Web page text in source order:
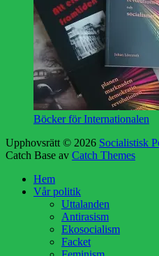
Böcker för Internationalen
Upphovsrätt © 2026 Socialistisk
Catch Base av Catch Themes
Hem
Vår politik
Uttalanden
Antirasism
Ekosocialism
Facket